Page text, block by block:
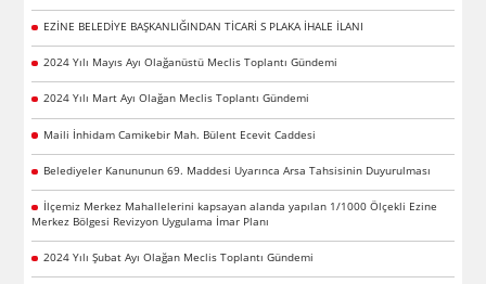
EZİNE BELEDİYE BAŞKANLIĞINDAN TİCARİ S PLAKA İHALE İLANI
2024 Yılı Mayıs Ayı Olağanüstü Meclis Toplantı Gündemi
2024 Yılı Mart Ayı Olağan Meclis Toplantı Gündemi
Maili İnhidam Camikebir Mah. Bülent Ecevit Caddesi
Belediyeler Kanununun 69. Maddesi Uyarınca Arsa Tahsisinin Duyurulması
İlçemiz Merkez Mahallelerini kapsayan alanda yapılan 1/1000 Ölçekli Ezine
Merkez Bölgesi Revizyon Uygulama İmar Planı
2024 Yılı Şubat Ayı Olağan Meclis Toplantı Gündemi